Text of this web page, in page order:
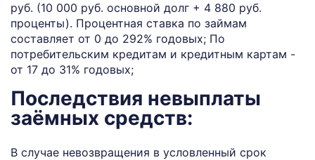
руб. (10 000 руб. основной долг + 4 880 руб.
проценты). Процентная ставка по займам
составляет от 0 до 292% годовых; По
потребительским кредитам и кредитным картам -
от 17 до 31% годовых;
Последствия невыплаты
заёмных средств:
В случае невозвращения в условленный срок